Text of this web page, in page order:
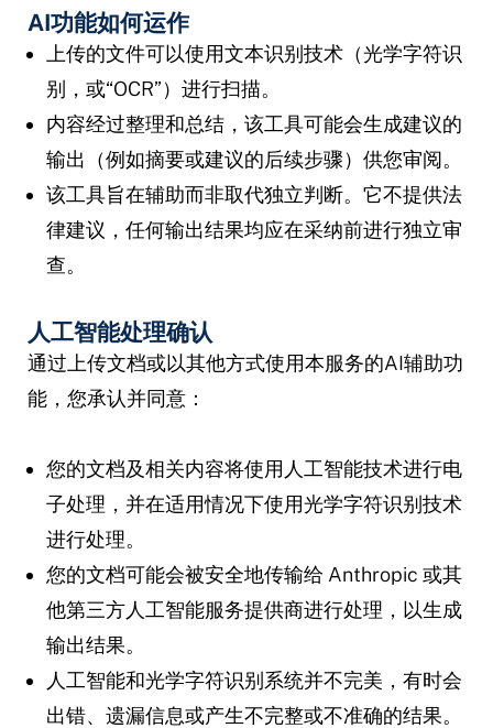
AI功能如何运作
上传的文件可以使用文本识别技术（光学字符识
别，或“OCR”）进行扫描。
内容经过整理和总结，该工具可能会生成建议的
输出（例如摘要或建议的后续步骤）供您审阅。
该工具旨在辅助而非取代独立判断。它不提供法
律建议，任何输出结果均应在采纳前进行独立审
查。
人工智能处理确认
通过上传文档或以其他方式使用本服务的AI辅助功
能，您承认并同意：
您的文档及相关内容将使用人工智能技术进行电
子处理，并在适用情况下使用光学字符识别技术
进行处理。
您的文档可能会被安全地传输给 Anthropic 或其
他第三方人工智能服务提供商进行处理，以生成
输出结果。
人工智能和光学字符识别系统并不完美，有时会
出错、遗漏信息或产生不完整或不准确的结果。